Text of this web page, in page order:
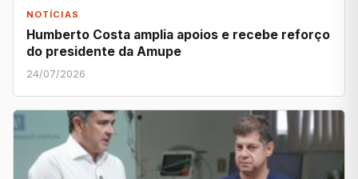
NOTÍCIAS
Humberto Costa amplia apoios e recebe reforço
do presidente da Amupe
24/07/2026